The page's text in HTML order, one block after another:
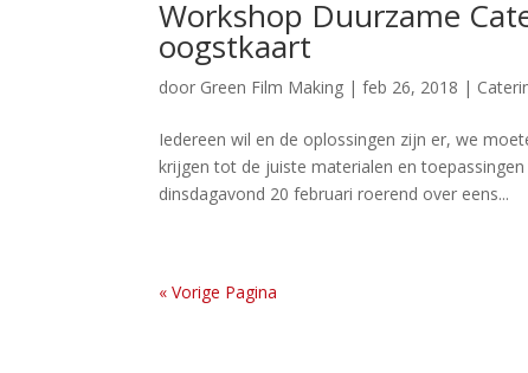
Workshop Duurzame
oogstkaart
door Green Film Making |feb 26, 2018 |
Iedereen wil en de oplossingen zijn er, we
krijgen tot de juiste materialen en
dinsdagavond 20 februari roerend over eens...
« Vorige Pagina